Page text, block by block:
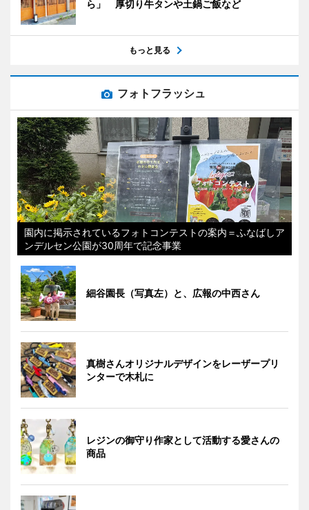
ら」 厚切り牛タンや土鍋ご飯など
もっと見る
フォトフラッシュ
園内に掲示されているフォトコンテストの案内＝ふなばしア
ンデルセン公園が30周年で記念事業
細谷園長（写真左）と、広報の中西さん
真樹さんオリジナルデザインをレーザープリ
ンターで木札に
レジンの御守り作家として活動する愛さんの
商品